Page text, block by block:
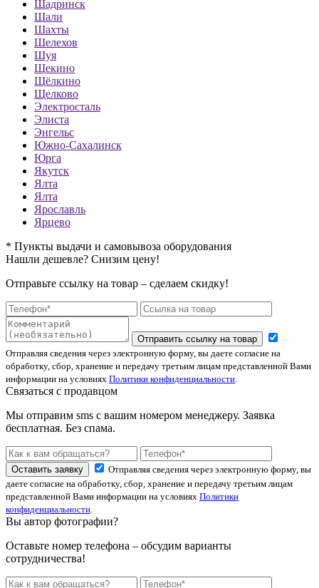
Шадринск
Шали
Шахты
Шелехов
Шуя
Щекино
Щёлкино
Щелково
Электросталь
Элиста
Энгельс
Южно-Сахалинск
Юрга
Якутск
Ялта
Ялта
Ярославль
Ярцево
* Пункты выдачи и самовывоза оборудования
Нашли дешевле? Снизим цену!
Отправьте ссылку на товар – сделаем скидку!
Отправить ссылку на товар
Отправляя сведения через электронную форму, вы даете согласие на
обработку, сбор, хранение и передачу третьим лицам представленной Вами
информации на условиях Политики конфиденциальности.
Связаться с продавцом
Мы отправим sms с вашим номером менеджеру. Заявка
бесплатная. Без спама.
Оставить заявку
Отправляя сведения через электронную форму, вы
даете согласие на обработку, сбор, хранение и передачу третьим лицам
представленной Вами информации на условиях Политики
конфиденциальности.
Вы автор фотографии?
Оставьте номер телефона – обсудим варианты
сотрудничества!